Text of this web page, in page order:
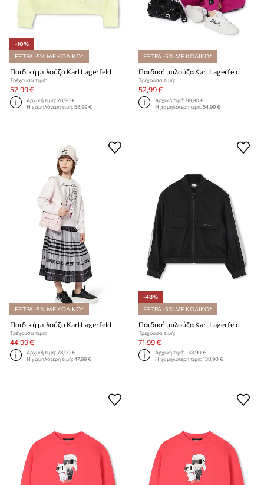
-10%
ΕΞΤΡΑ -5% ΜΕ ΚΩΔΙΚΟ*
Παιδική μπλούζα Karl Lagerfeld
Τρέχουσα τιμή:
52,99 €
Αρχική τιμή:78,90 €
Η χαμηλότερη τιμή:58,99 €
ΕΞΤΡΑ -5% ΜΕ ΚΩΔΙΚΟ*
Παιδική μπλούζα Karl Lagerfeld
Τρέχουσα τιμή:
52,99 €
Αρχική τιμή:88,90 €
Η χαμηλότερη τιμή:54,99 €
ΕΞΤΡΑ -5% ΜΕ ΚΩΔΙΚΟ*
Παιδική μπλούζα Karl Lagerfeld
Τρέχουσα τιμή:
44,99 €
Αρχική τιμή:78,90 €
Η χαμηλότερη τιμή:47,99 €
-48%
ΕΞΤΡΑ -5% ΜΕ ΚΩΔΙΚΟ*
Παιδική μπλούζα Karl Lagerfeld
Τρέχουσα τιμή:
71,99 €
Αρχική τιμή:138,90 €
Η χαμηλότερη τιμή:138,90 €